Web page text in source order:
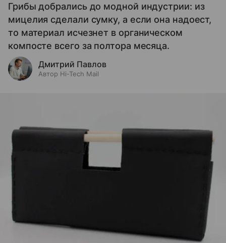
Грибы добрались до модной индустрии: из
мицелия сделали сумку, а если она надоест,
то материал исчезнет в органическом
компосте всего за полтора месяца.
Дмитрий Павлов
Автор Hi-Tech Mail